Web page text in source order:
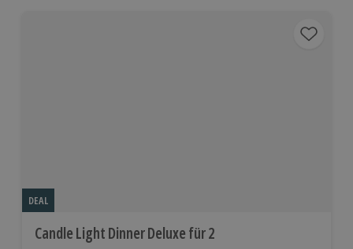
DEAL
Candle Light Dinner Deluxe für 2